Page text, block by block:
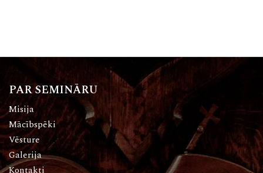
PAR SEMINĀRU
Misija
Mācībspēki
Vēsture
Galerija